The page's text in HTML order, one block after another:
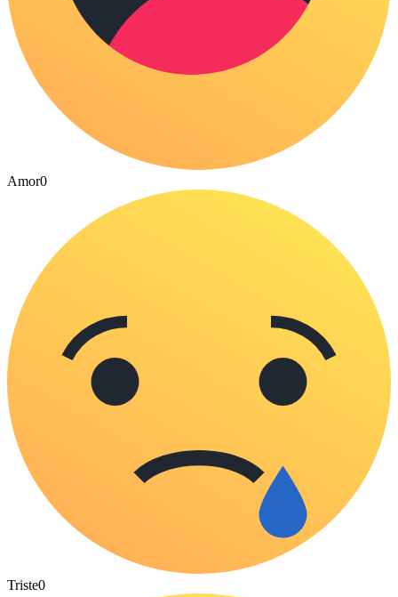
Amor0
Triste0